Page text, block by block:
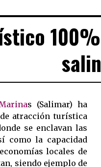
s (Salimar) ha
atracción turística
se enclavan las
como la capacidad
locales de
siendo ejemplo de